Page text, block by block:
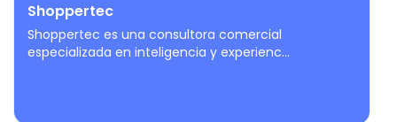
Shoppertec
Shoppertec es una consultora comercial
especializada en inteligencia y experienc...